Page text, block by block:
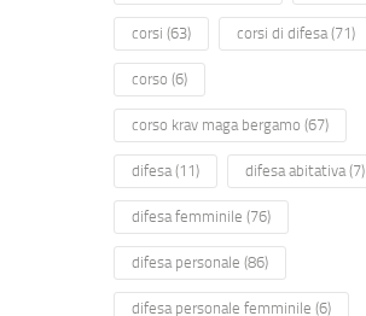
corsi (63) corsi di difesa(71)
corso (6)
corso krav maga bergamo (67)
difesa(11) difesa abitativa(7)
difesa femminile (76)
difesa personale (86)
difesa personale femminile (6)